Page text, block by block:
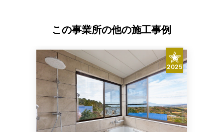
この事業所の他の施工事例
2025